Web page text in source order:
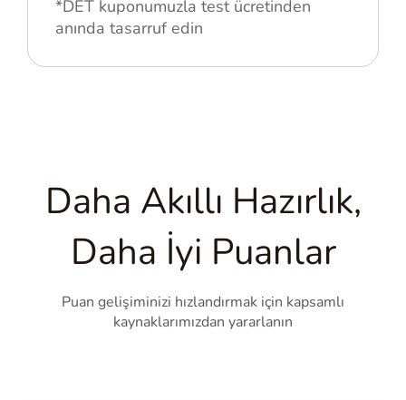
*DET kuponumuzla test ücretinden
anında tasarruf edin
Daha Akıllı Hazırlık,
Daha İyi Puanlar
Puan gelişiminizi hızlandırmak için kapsamlı
kaynaklarımızdan yararlanın